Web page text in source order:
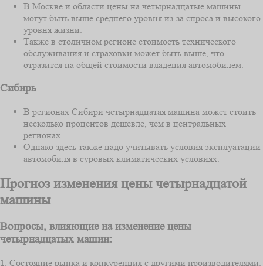
В Москве и области цены на четырнадцатые машины
могут быть выше среднего уровня из-за спроса и высокого
уровня жизни.
Также в столичном регионе стоимость технического
обслуживания и страховки может быть выше, что
отразится на общей стоимости владения автомобилем.
Сибирь
В регионах Сибири четырнадцатая машина может стоить
несколько процентов дешевле, чем в центральных
регионах.
Однако здесь также надо учитывать условия эксплуатации
автомобиля в суровых климатических условиях.
Прогноз изменения цены четырнадцатой
машины
Вопросы, влияющие на изменение цены
четырнадцатых машин:
1. Состояние рынка и конкуренция с другими производителями.